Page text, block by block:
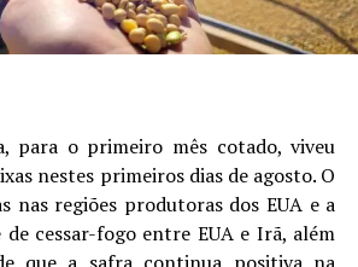
setor privado de 117,96 milhões de
às demais variáveis comerciais, a
e elevou o consumo total de 70,76
de toneladas.
sua projeção de exportação de
para o primeiro mês cotado, viveu
nestes primeiros dias de agosto. O
nas regiões produtoras dos EUA e a
de cessar-fogo entre EUA e Irã, além